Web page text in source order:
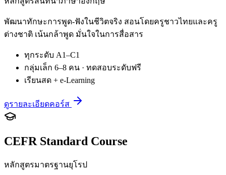
พัฒนาทักษะการพูด-ฟังในชีวิตจริง สอนโดยครูชาวไทยและครู
ต่างชาติ เน้นกล้าพูด มั่นใจในการสื่อสาร
ทุกระดับ A1–C1
กลุ่มเล็ก 6–8 คน · ทดสอบระดับฟรี
เรียนสด + e-Learning
ดูรายละเอียดคอร์ส
CEFR Standard Course
หลักสูตรมาตรฐานยุโรป